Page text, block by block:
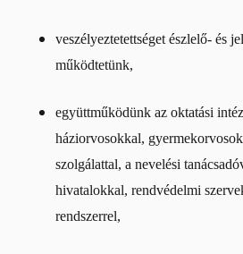
veszélyeztetettséget észlelő- és
működtetünk,
együttműködünk az oktatási
háziorvosokkal,
szolgálattal, a nevelési
hivatalokkal, rendvédelmi
rendszerrel,